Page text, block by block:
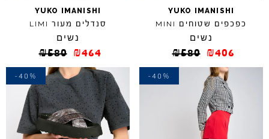
YUKO IMANISHI
כפכפים שטוחים MINI
נשים
₪580 ₪406
YUKO IMANISHI
סנדלים מעור LIMI
נשים
₪580 ₪464
-40%
-40%